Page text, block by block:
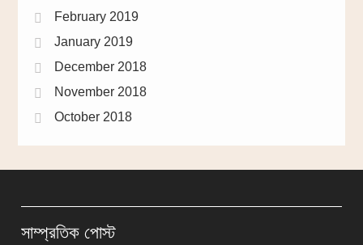
February 2019
January 2019
December 2018
November 2018
October 2018
সাম্প্রতিক পোস্ট